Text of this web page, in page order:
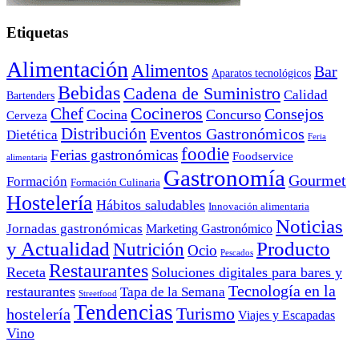
Etiquetas
Alimentación Alimentos Aparatos tecnológicos Bar
Bartenders Bebidas Cadena de Suministro Calidad
Cerveza Chef Cocina Cocineros Concurso Consejos
Dietética Distribución Eventos Gastronómicos Feria
alimentaria Ferias gastronómicasfoodie Foodservice
Formación Formación Culinaria Gastronomía Gourmet
Hostelería Hábitos saludables Innovación alimentaria
Jornadas gastronómicas Marketing Gastronómico Noticias
y Actualidad Nutrición Ocio Pescados Producto
Receta Restaurantes Soluciones digitales para bares y
restaurantes Streetfood Tapa de la Semana Tecnología en la
hostelería Tendencias Turismo Viajes y Escapadas
Vino